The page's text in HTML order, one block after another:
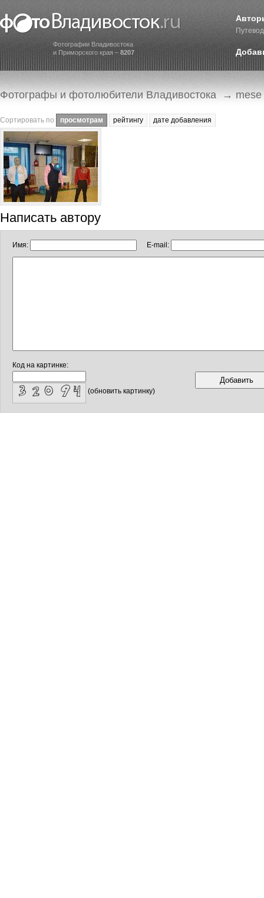
Фотографии Владивостока
и Приморского края – 8207
Фотографы и фотолюбители Владивостока → mese
Сортировать по просмотрам рейтингу дате добавления
Написать автору
Имя: E-mail:
Код на картинке:
(обновить картинку)